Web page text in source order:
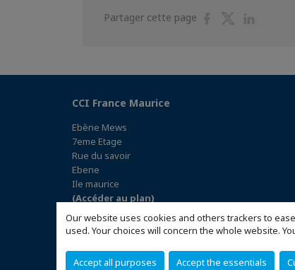
Our website uses cookies and others trackers to
used. Your choices will concern the whole website.
Accept all purposes Accept the essentials
Partager cette page
PartagerPartager
CCI France Maurice
Ebène Mews
7eme Etage
Rue du savoir
Ebene
Ile maurice
(Accéder au plan)